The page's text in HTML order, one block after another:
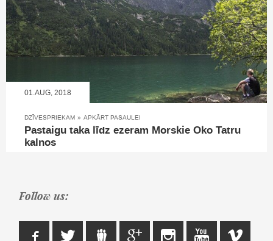
01.AUG, 2018
DZĪVESPRIEKAM » APKĀRT PASAULEI
Pastaigu taka līdz ezeram Morskie Oko Tatru
kalnos
Follow us: